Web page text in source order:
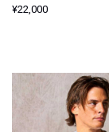
¥22,000